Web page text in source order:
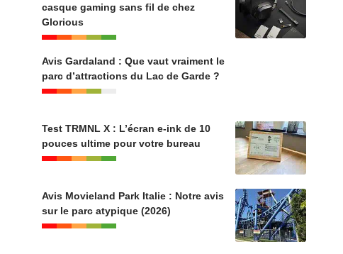
casque gaming sans fil de chez
Glorious
Avis Gardaland : Que vaut vraiment le
parc d’attractions du Lac de Garde ?
Test TRMNL X : L’écran e-ink de 10
pouces ultime pour votre bureau
Avis Movieland Park Italie : Notre avis
sur le parc atypique (2026)